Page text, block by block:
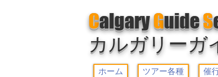
CalgaryGuideS
カルガリーガ
ホーム ツアー各種 催